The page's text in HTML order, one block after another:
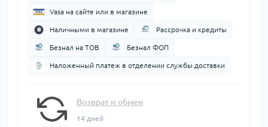
Vasa на сайте или в магазине
Наличными в магазине Рассрочка и кредиты
Безнал на ТОВ Безнал ФОП
Наложенный платеж в отделении службы доставки
Возврат и обмен
14 дней